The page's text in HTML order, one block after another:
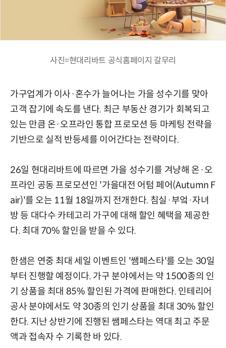
사진=현대리바트 공식홈페이지 갈무리
가구업계가 이사·혼수가 늘어나는 가을 성수기를 맞아
고객 잡기에 속도를 낸다. 최근 부동산 경기가 회복되고
있는 만큼 온·오프라인 통합 프로모션 등 마케팅 전략을
기반으로 실적 반등세를 이어간다는 전략이다.
26일 현대리바트에 따르면 가을 성수기를 겨냥해 온·오
프라인 공동 프로모션인 '가을대전 어텀 페어(Autumn F
air)'를 오는 11월 18일까지 전개한다. 침실·부엌·자녀
방 등 대다수 카테고리 가구에 대해 할인 혜택을 제공한
다. 최대 70% 할인을 받을 수 있다.
한샘은 연중 최대 세일 이벤트인 '쌤페스타'를 오는 30일
부터 진행할 예정이다. 가구 분야에서는 약 1500종의 인
기 상품을 최대 85% 할인된 가격에 판매한다. 인테리어
공사 분야에서도 약 30종의 인기 상품을 최대 30% 할인
한다. 지난 상반기에 진행된 쌤페스타는 역대 최고 주문
액과 접속자 수 기록한 바 있다.